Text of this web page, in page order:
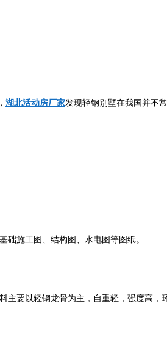
湖北活动房厂家发现轻钢别墅在我国并不
施工图、结构图、水电图等图纸。
要以轻钢龙骨为主，自重轻，强度高，